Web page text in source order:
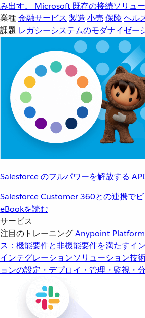
み出す。
Microsoft 既存の接続ソリュ
業種金融サービス 製造 小売 保険 ヘル
課題 レガシーシステムのモダナイゼー
Salesforce のフルパワーを解放する
Salesforce Customer 360との連携で
eBookを読む
サービス
注目のトレーニングAnypoint
ス：機能要件と非機能要件を満たすイ
インテグレーションソリューション技
ョンの設定・デプロイ・管理・監視・